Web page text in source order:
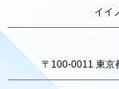
イイ
〒100-0011 東